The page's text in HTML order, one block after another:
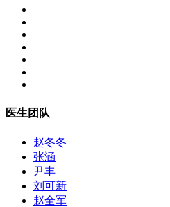
医生团队
赵冬冬
张涵
尹丰
刘可新
赵全军